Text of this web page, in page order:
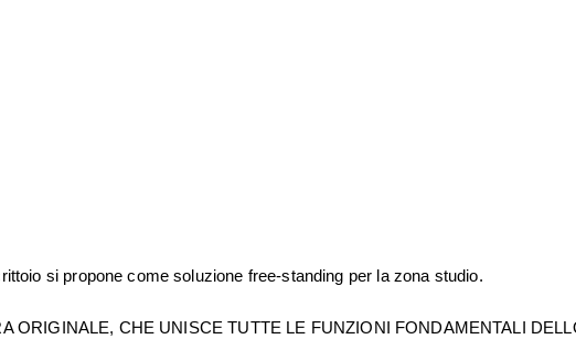
si propone come soluzione free-standing per la zona studio.
ORIGINALE, CHE UNISCE TUTTE LE FUNZIONI FONDAMENTALI